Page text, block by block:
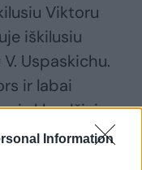
Information
Viktoru
iškilusiu
Uspaskichu.
ir labai
sklandžiai
privatizavo